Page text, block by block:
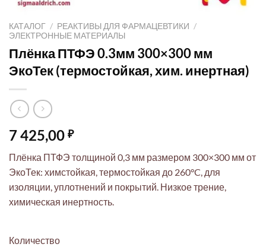
КАТАЛОГ / РЕАКТИВЫ ДЛЯ ФАРМАЦЕВТИКИ /
ЭЛЕКТРОННЫЕ МАТЕРИАЛЫ
Плёнка ПТФЭ 0.3мм 300×300 мм
ЭкоТек (термостойкая, хим. инертная)
7 425,00 ₽
Плёнка ПТФЭ толщиной 0,3 мм размером 300×300 мм от
ЭкоТек: химстойкая, термостойкая до 260°C, для
изоляции, уплотнений и покрытий. Низкое трение,
химическая инертность.
Количество